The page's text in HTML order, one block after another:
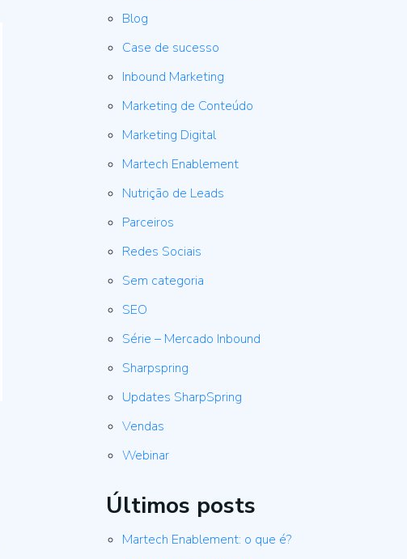
Blog
Case de sucesso
Inbound Marketing
Marketing de Conteúdo
Marketing Digital
Martech Enablement
Nutrição de Leads
Parceiros
Redes Sociais
Sem categoria
SEO
Série – Mercado Inbound
Sharpspring
Updates SharpSpring
Vendas
Webinar
Últimos posts
Martech Enablement: o que é?